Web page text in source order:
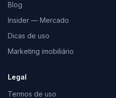
Blog
Insider — Mercado
Dicas de uso
Marketing imobiliário
Legal
Termos de uso